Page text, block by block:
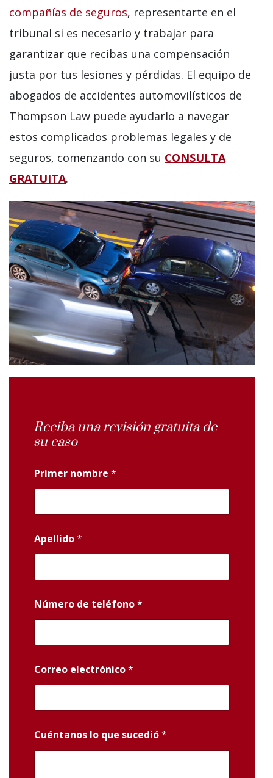
compañías de seguros, representarte en el
tribunal si es necesario y trabajar para
garantizar que recibas una compensación
justa por tus lesiones y pérdidas. El equipo de
abogados de accidentes automovilísticos de
Thompson Law puede ayudarlo a navegar
estos complicados problemas legales y de
seguros, comenzando con su CONSULTA
GRATUITA.
Reciba una revisión gratuita de
su caso
Primer nombre *
Apellido*
Número de teléfono*
Correo electrónico*
Cuéntanos lo que sucedió*